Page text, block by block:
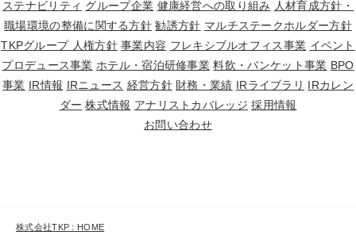
ステナビリティ グループ企業 健康経営への取り組み 人材育成方針・
職場環境の整備に関する方針 勧誘方針 マルチステークホルダー方針
TKPグループ 人権方針 事業内容 フレキシブルオフィス事業 イベント
プロデュース事業 ホテル・宿泊研修事業 料飲・バンケット事業 BPO
事業 IR情報 IRニュース 経営方針 財務・業績 IRライブラリ IRカレン
ダー 株式情報 アナリストカバレッジ 採用情報
お問い合わせ
株式会社TKP : HOME